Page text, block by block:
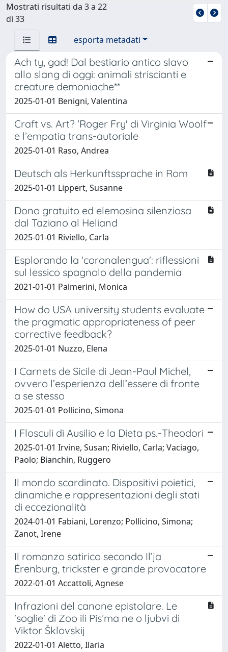
Mostrati risultati da 3 a 22
di 33
esporta metadati
Ach ty, gad! Dal bestiario antico slavo
allo slang di oggi: animali striscianti e
creature demoniache**
2025-01-01 Benigni, Valentina
Craft vs. Art? 'Roger Fry' di Virginia Woolf
e l’empatia trans-autoriale
2025-01-01 Raso, Andrea
Deutsch als Herkunftssprache in Rom
2025-01-01 Lippert, Susanne
Dono gratuito ed elemosina silenziosa
dal Taziano al Heliand
2025-01-01 Riviello, Carla
Esplorando la 'coronalengua': riflessioni
sul lessico spagnolo della pandemia
2021-01-01 Palmerini, Monica
How do USA university students evaluate
the pragmatic appropriateness of peer
corrective feedback?
2025-01-01 Nuzzo, Elena
I Carnets de Sicile di Jean-Paul Michel,
ovvero l’esperienza dell’essere di fronte
a se stesso
2025-01-01 Pollicino, Simona
I Flosculi di Ausilio e la Dieta ps.-Theodori
2025-01-01 Irvine, Susan; Riviello, Carla; Vaciago,
Paolo; Bianchin, Ruggero
Il mondo scardinato. Dispositivi poietici,
dinamiche e rappresentazioni degli stati
di eccezionalità
2024-01-01 Fabiani, Lorenzo; Pollicino, Simona;
Zanot, Irene
Il romanzo satirico secondo Il’ja
Ėrenburg, trickster e grande provocatore
2022-01-01 Accattoli, Agnese
Infrazioni del canone epistolare. Le
'soglie' di Zoo ili Pis’ma ne o ljubvi di
Viktor Šklovskij
2022-01-01 Aletto, Ilaria